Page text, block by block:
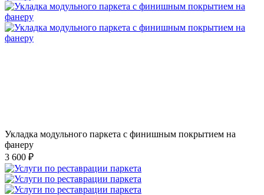
Укладка модульного паркета с финишным покрытием на
фанеру
3 600 ₽